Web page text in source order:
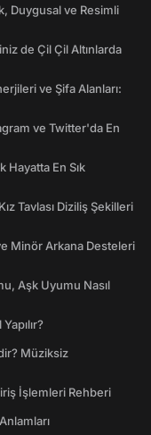
Duygusal ve Resimli
de Çil Çil Altınlarda
ve Şifa Alanları:
ve Twitter'da En
Hayatta En Sık
Tavlası Diziliş Şekilleri
Minör Arkana Desteleri
Aşk Uyumu Nasıl
Müziksiz
İşlemleri Rehberi